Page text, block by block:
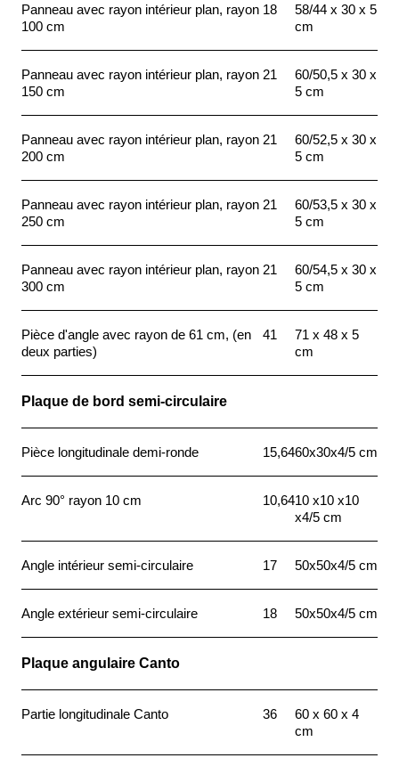
Panneau avec rayon intérieur plan, rayon
100 cm
18
58/44 x 30 x 5
cm
Panneau avec rayon intérieur plan, rayon
150 cm
21
60/50,5 x 30 x
5 cm
Panneau avec rayon intérieur plan, rayon
200 cm
21
60/52,5 x 30 x
5 cm
Panneau avec rayon intérieur plan, rayon
250 cm
21
60/53,5 x 30 x
5 cm
Panneau avec rayon intérieur plan, rayon
300 cm
21
60/54,5 x 30 x
5 cm
Pièce d'angle avec rayon de 61 cm, (en
deux parties)
41
71 x 48 x 5
cm
Plaque de bord semi-circulaire
Pièce longitudinale demi-ronde 15,6460x30x4/5 cm
Arc 90° rayon 10 cm 10,6410 x10 x10
x4/5 cm
Angle intérieur semi-circulaire 17 50x50x4/5 cm
Angle extérieur semi-circulaire 18 50x50x4/5 cm
Plaque angulaire Canto
Partie longitudinale Canto 36
60 x 60 x 4
cm